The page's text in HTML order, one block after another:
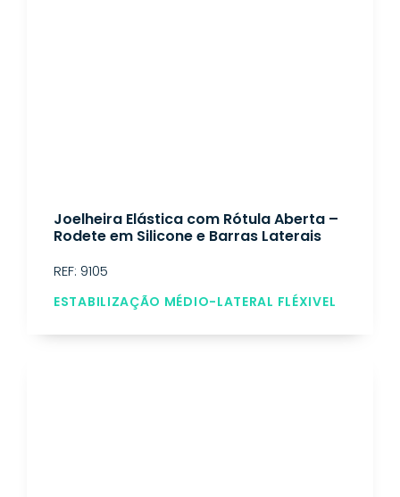
Joelheira Elástica com Rótula Aberta –
Rodete em Silicone e Barras Laterais
REF: 9105
ESTABILIZAÇÃO MÉDIO-LATERAL FLÉXIVEL